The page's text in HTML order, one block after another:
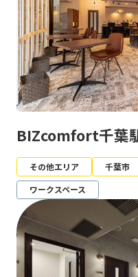
BIZcomfort千葉
その他エリア
千葉市
ワークスペース